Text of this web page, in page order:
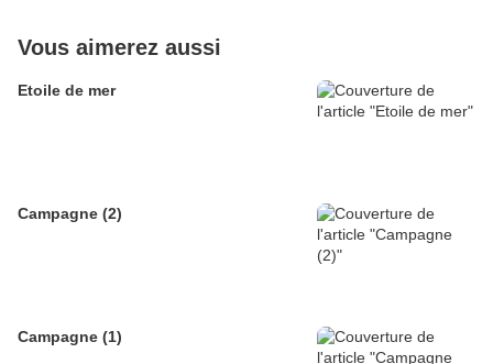
Vous aimerez aussi
Etoile de mer
Campagne (2)
Campagne (1)